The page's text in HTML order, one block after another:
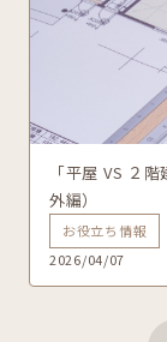
「平屋 VS ２
外編）
お役立ち情報
2026/04/07